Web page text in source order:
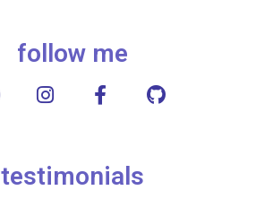
follow me
testimonials